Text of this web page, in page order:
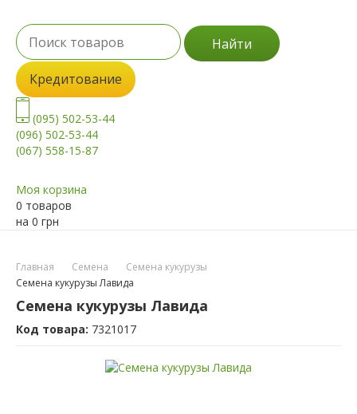
Найти
Кредитование
(095) 502-53-44
(096) 502-53-44
(067) 558-15-87
Моя корзина
0 товаров
на 0 грн
Главная Семена
Семена кукурузы
Семена кукурузы Лавида
Семена кукурузы Лавида
Код товара: 7321017